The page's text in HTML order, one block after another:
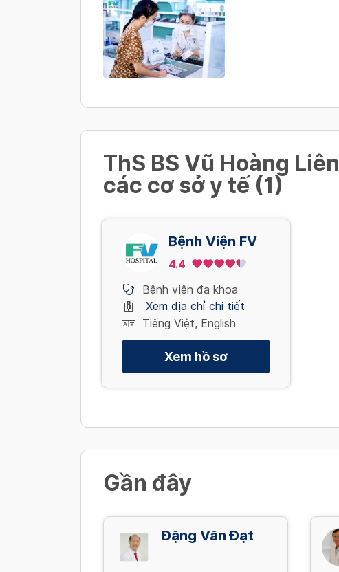
ThS BS Vũ Hoàng
các cơ sở y tế (1)
Bệnh Viện FV
4.4
Bệnh viện đa khoa
Xem địa chỉ chi tiết
Tiếng Việt, English
Xem hồ sơ
Gần đây
Đặng Văn Đạt